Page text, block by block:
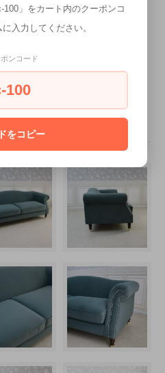
終えず同時購入できな
るものと思われます。
た場合は、大変お手数
ければと思います。お
りません。
」をカート内のクーポンコ
入力してください。
ンコード
100
をコピー